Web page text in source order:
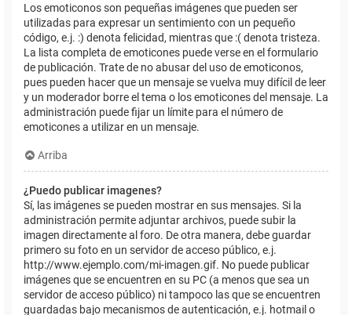
Los emoticonos son pequeñas imágenes que pueden ser
utilizadas para expresar un sentimiento con un pequeño
código, e.j. :) denota felicidad, mientras que :( denota tristeza.
La lista completa de emoticones puede verse en el formulario
de publicación. Trate de no abusar del uso de emoticonos,
pues pueden hacer que un mensaje se vuelva muy difícil de leer
y un moderador borre el tema o los emoticones del mensaje. La
administración puede fijar un límite para el número de
emoticones a utilizar en un mensaje.
Arriba
¿Puedo publicar imagenes?
Sí, las imágenes se pueden mostrar en sus mensajes. Si la
administración permite adjuntar archivos, puede subir la
imagen directamente al foro. De otra manera, debe guardar
primero su foto en un servidor de acceso público, e.j.
http://www.ejemplo.com/mi-imagen.gif. No puede publicar
imágenes que se encuentren en su PC (a menos que sea un
servidor de acceso público) ni tampoco las que se encuentren
guardadas bajo mecanismos de autenticación, e.j. hotmail o